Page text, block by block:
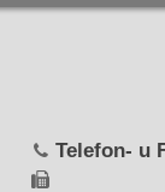
Telefon- u